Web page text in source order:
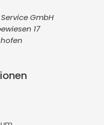
GmbH
17